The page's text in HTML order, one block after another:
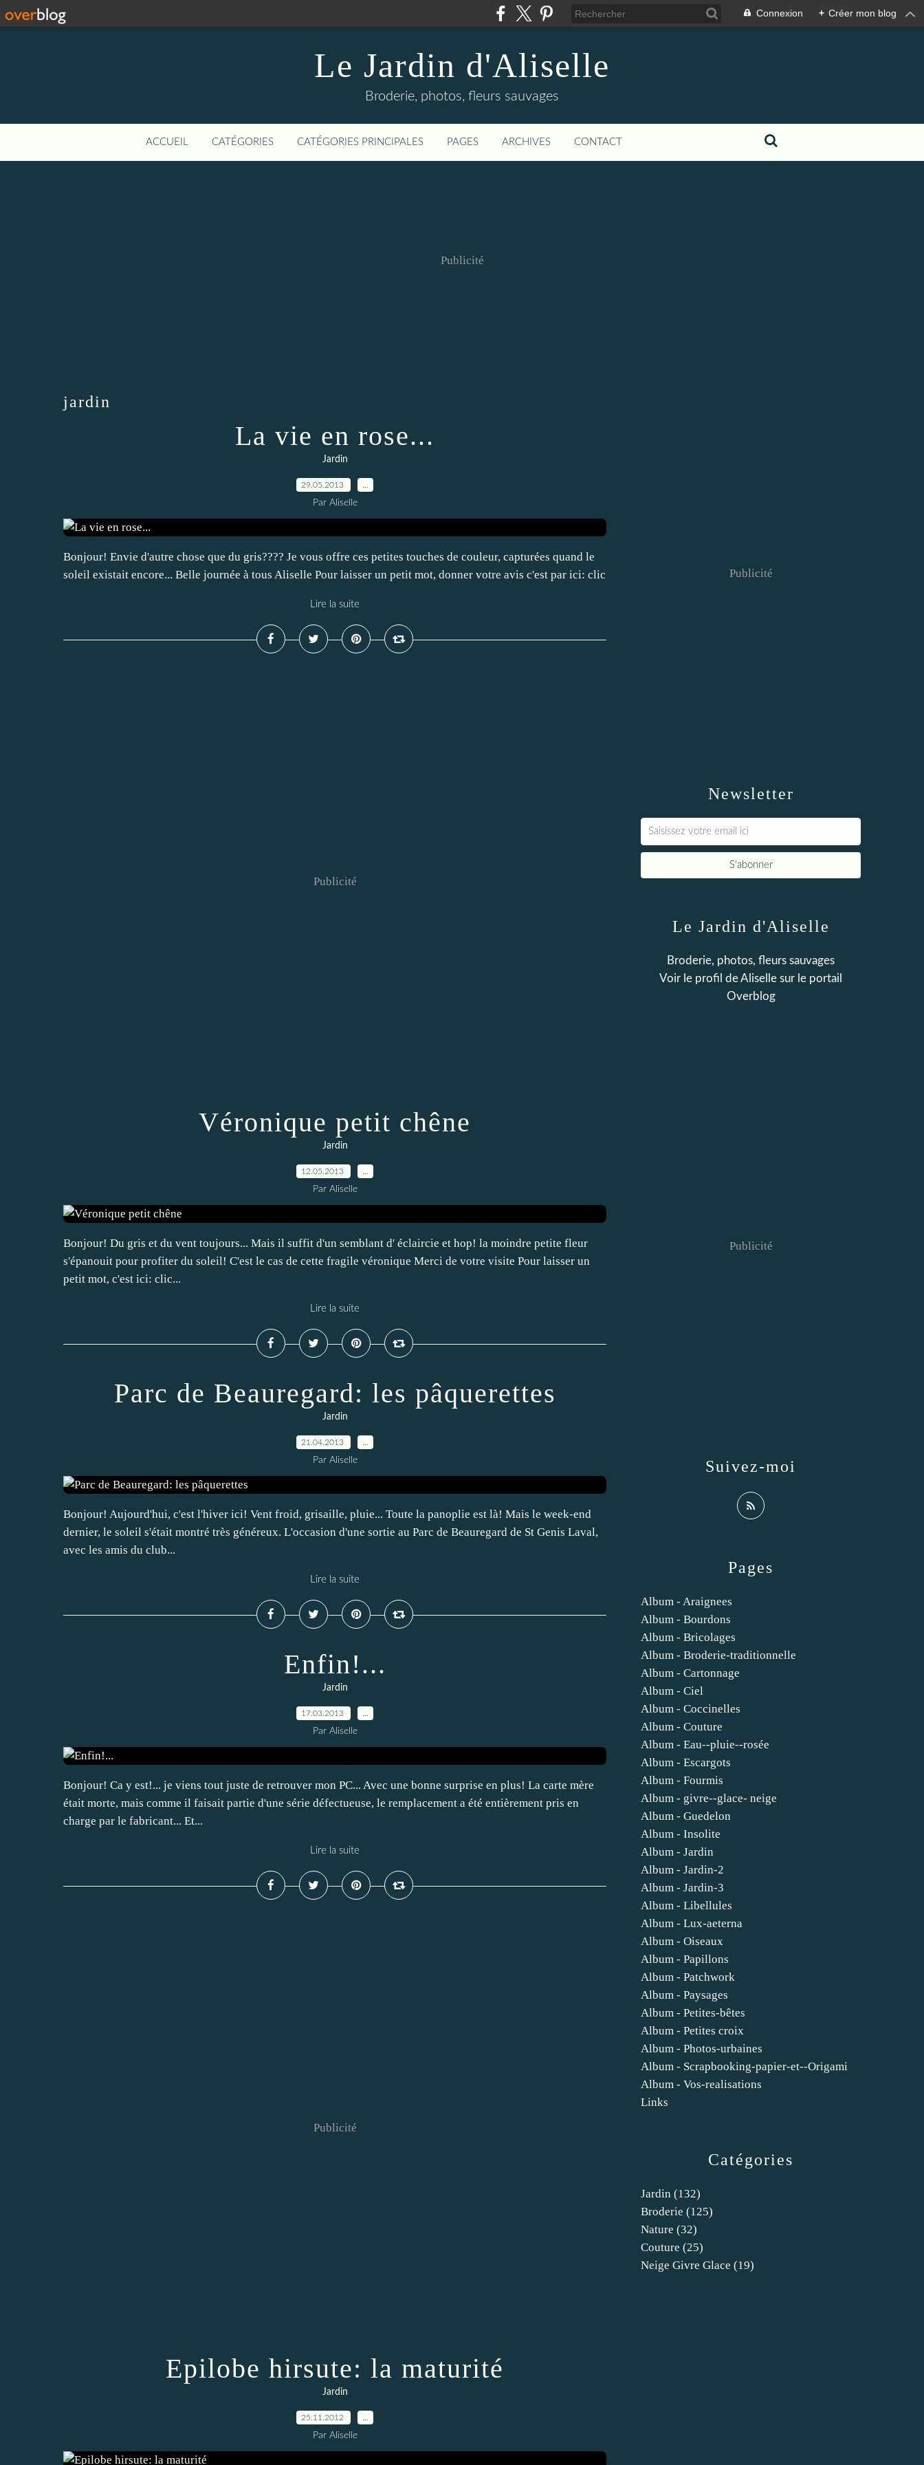
Connexion + Créer mon blog
Le Jardin d'Aliselle
Broderie, photos, fleurs sauvages
ACCUEIL CATÉGORIES CATÉGORIES PRINCIPALES PAGES ARCHIVES CONTACT
Publicité
jardin
La vie en rose...
Jardin
29.05.2013
Par Aliselle
Bonjour! Envie d'autre chose que du gris???? Je vous offre ces petites touches de couleur, capturées quand le
soleil existait encore... Belle journée à tous Aliselle Pour laisser un petit mot, donner votre avis c'est par ici: clic
Lire la suite
Publicité
Véronique petit chêne
Jardin
12.05.2013
Par Aliselle
Bonjour! Du gris et du vent toujours... Mais il suffit d'un semblant d' éclaircie et hop! la moindre petite fleur
s'épanouit pour profiter du soleil! C'est le cas de cette fragile véronique Merci de votre visite Pour laisser un
petit mot, c'est ici: clic...
Lire la suite
Parc de Beauregard: les pâquerettes
Jardin
21.04.2013
Par Aliselle
Bonjour! Aujourd'hui, c'est l'hiver ici! Vent froid, grisaille, pluie... Toute la panoplie est là! Mais le week-end
dernier, le soleil s'était montré très généreux. L'occasion d'une sortie au Parc de Beauregard de St Genis Laval,
avec les amis du club...
Lire la suite
Enfin!...
Jardin
17.03.2013
Par Aliselle
Bonjour! Ca y est!... je viens tout juste de retrouver mon PC... Avec une bonne surprise en plus! La carte mère
était morte, mais comme il faisait partie d'une série défectueuse, le remplacement a été entièrement pris en
charge par le fabricant... Et...
Lire la suite
Publicité
Epilobe hirsute: la maturité
Jardin
25.11.2012
Par Aliselle
Newsletter
Publicité
Catégories
Jardin (132)
Broderie (125)
Nature (32)
Couture (25)
Neige Givre Glace (19)
Pages
Album - Araignees
Album - Bourdons
Album - Bricolages
Album - Broderie-traditionnelle
Album - Cartonnage
Album - Ciel
Album - Coccinelles
Album - Couture
Album - Eau--pluie--rosée
Album - Escargots
Album - Fourmis
Album - givre--glace- neige
Album - Guedelon
Album - Insolite
Album - Jardin
Album - Jardin-2
Album - Jardin-3
Album - Libellules
Album - Lux-aeterna
Album - Oiseaux
Album - Papillons
Album - Patchwork
Album - Paysages
Album - Petites-bêtes
Album - Petites croix
Album - Photos-urbaines
Album - Scrapbooking-papier-et--Origami
Album - Vos-realisations
Links
Le Jardin d'Aliselle
Broderie, photos, fleurs sauvages
Voir le profil deAliselle sur le portail
Overblog
Suivez-moi
Publicité